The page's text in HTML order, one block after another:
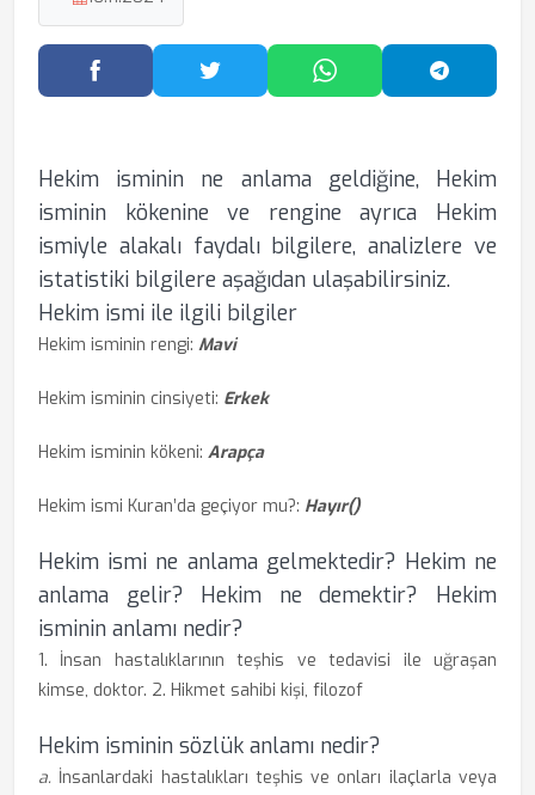
Facebook'ta PaylaşTwitter'da PaylaşWhatsApp'ta Paylaş
Hekim isminin ne anlama geldiğine, Hekim
isminin kökenine ve rengine ayrıca Hekim
ismiyle alakalı faydalı bilgilere, analizlere ve
istatistiki bilgilere aşağıdan ulaşabilirsiniz.
Hekim ismi ile ilgili bilgiler
Hekim isminin rengi: Mavi
Hekim isminin cinsiyeti: Erkek
Hekim isminin kökeni: Arapça
Hekim ismi Kuran’da geçiyor mu?: Hayır()
Hekim ismi ne anlama gelmektedir? Hekim ne
anlama gelir? Hekim ne demektir? Hekim
isminin anlamı nedir?
1. İnsan hastalıklarının teşhis ve tedavisi ile uğraşan
kimse, doktor. 2. Hikmet sahibi kişi, filozof
Hekim isminin sözlük anlamı nedir?
a. İnsanlardaki hastalıkları teşhis ve onları ilaçlarla veya